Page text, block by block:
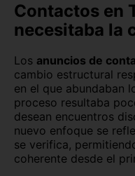
Contactos en
necesitaba la
Los anuncios de
cambio estructural
en el que abundaban
proceso resultaba
desean encuentros
nuevo enfoque se
se verifica,
coherente desde el